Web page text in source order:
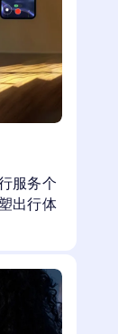
服务个
出行体